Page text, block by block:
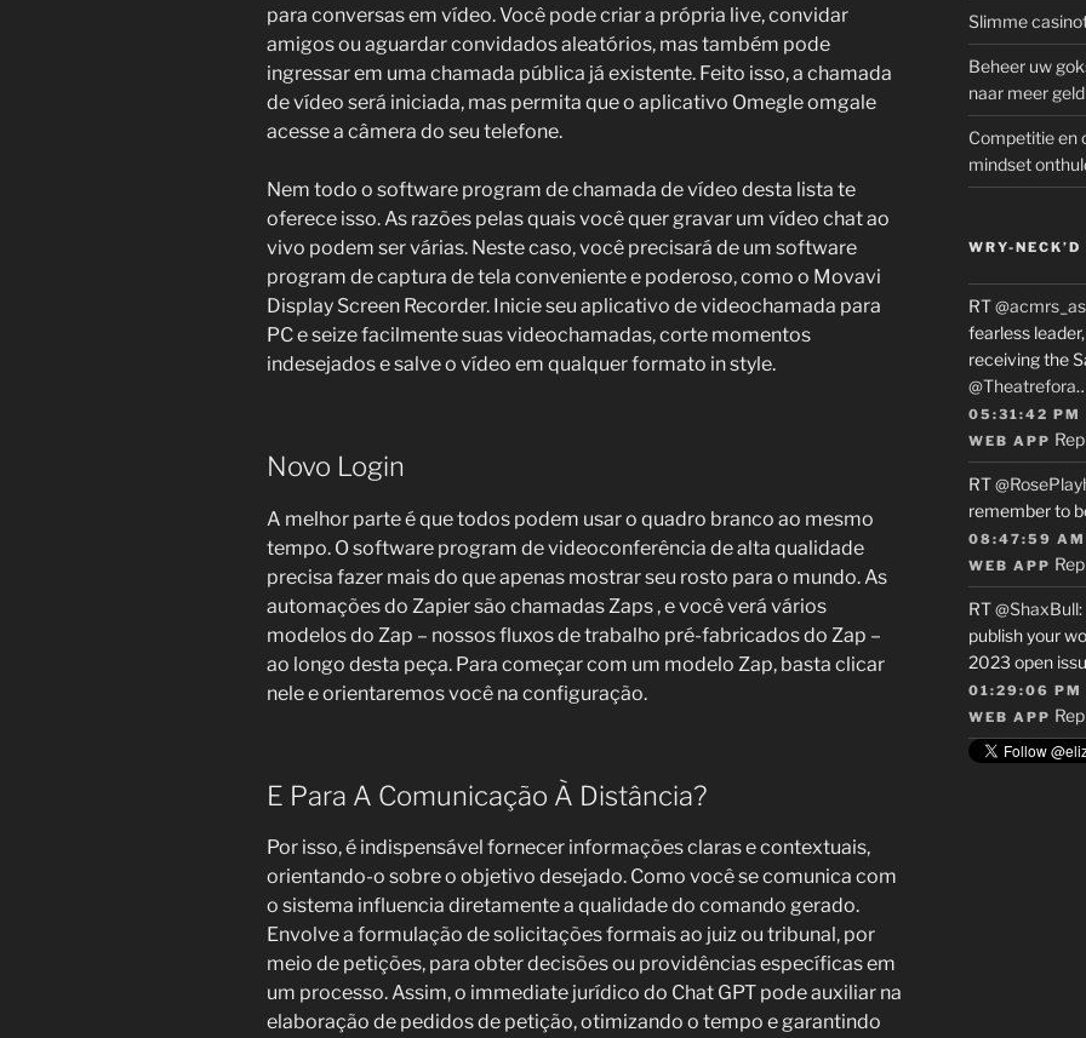
para conversas em vídeo. Você pode criar a própria live, convidar
amigos ou aguardar convidados aleatórios, mas também pode
ingressar em uma chamada pública já existente. Feito isso, a chamada
de vídeo será iniciada, mas permita que o aplicativo Omegle omgale
acesse a câmera do seu telefone.
Nem todo o software program de chamada de vídeo desta lista te
oferece isso. As razões pelas quais você quer gravar um vídeo chat ao
vivo podem ser várias. Neste caso, você precisará de um software
program de captura de tela conveniente e poderoso, como o Movavi
Display Screen Recorder. Inicie seu aplicativo de videochamada para
PC e seize facilmente suas videochamadas, corte momentos
indesejados e salve o vídeo em qualquer formato in style.
Novo Login
A melhor parte é que todos podem usar o quadro branco ao mesmo
tempo. O software program de videoconferência de alta qualidade
precisa fazer mais do que apenas mostrar seu rosto para o mundo. As
automações do Zapier são chamadas Zaps , e você verá vários
modelos do Zap – nossos fluxos de trabalho pré-fabricados do Zap –
ao longo desta peça. Para começar com um modelo Zap, basta clicar
nele e orientaremos você na configuração.
E Para A Comunicação À Distância?
Por isso, é indispensável fornecer informações claras e contextuais,
orientando-o sobre o objetivo desejado. Como você se comunica com
o sistema influencia diretamente a qualidade do comando gerado.
Envolve a formulação de solicitações formais ao juiz ou tribunal, por
meio de petições, para obter decisões ou providências específicas em
um processo. Assim, o immediate jurídico do Chat GPT pode auxiliar na
elaboração de pedidos de petição, otimizando o tempo e garantindo
Slimme
Beheer uw
naar meer geld
Competitie en
mindset
WRY-NECK’D
RT
fearless
receiving the
@Theatrefora
05:31:42 PM
WEB APP
RT
remember to
08:47:59 AM
WEB APP
RT@ShaxBull:
publish your
2023 open
01:29:06 PM
WEB APP